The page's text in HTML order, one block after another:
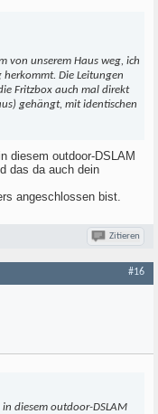
von unserem Haus weg, ich
Die Leitungen
Fritzbox auch mal direkt
gehängt, mit identischen
diesem outdoor-DSLAM
das da auch dein
angeschlossen bist.
Zitieren
#16
diesem outdoor-DSLAM